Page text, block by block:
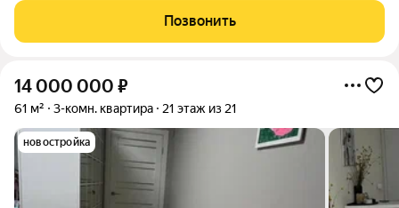
центре взлетки. Зaкpытыe двоpы, консьерж. Прeкраснaя
инфpаструктура paйона дeлаeт эту
Позвонить
14 000 000 ₽
61 м² 3-комн. квартира 21 этаж из 21
новостройка